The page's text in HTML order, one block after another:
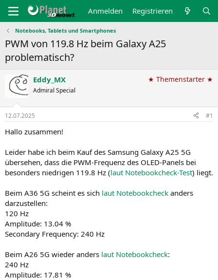
Anmelden Registrieren
Notebooks, Tablets und Smartphones
PWM von 119.8 Hz beim Galaxy A25
problematisch?
Eddy_MX
Admiral Special
★ Themenstarter ★
12.07.2025 #1
Hallo zusammen!
Leider habe ich beim Kauf des Samsung Galaxy A25 5G
übersehen, dass die PWM-Frequenz des OLED-Panels bei
besonders niedrigen 119.8 Hz (laut Notebookcheck-Test) liegt.
Beim A36 5G scheint es sich laut Notebookcheck anders
darzustellen:
120 Hz
Amplitude: 13.04 %
Secondary Frequency: 240 Hz
Beim A26 5G wieder anders laut Notebookcheck:
240 Hz
Amplitude: 17.81 %